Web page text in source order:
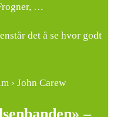
…
det å se hvor godt
› John Carew